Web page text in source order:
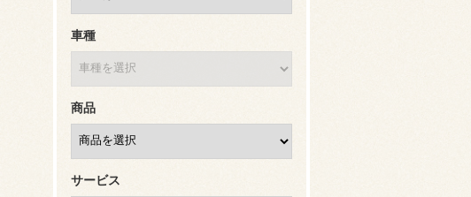
車種
商品
サービス